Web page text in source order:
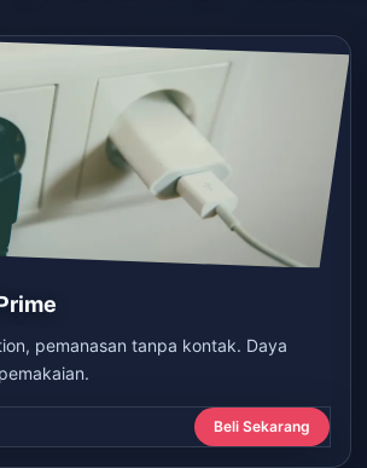
pemanasan tanpa kontak. Daya
Beli Sekarang